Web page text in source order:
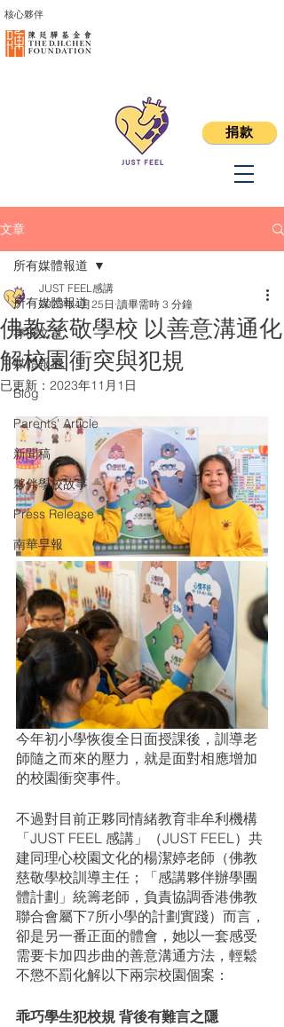
捐款
核心夥伴
文章
所有媒體報道
專欄文章
媒體報道
Blog
Parents' Article
新聞稿
夥伴學校故事
Press Release
南華早報
所有媒體報道
佛教慈敬學校 以善意溝通化
解校園衝突與犯規
JUST FEEL感講
2023年4月25日 讀畢需時 3 分鐘
已更新： 2023年11月1日
今年初小學恢復全日面授課後，訓導老
師隨之而來的壓力，就是面對相應增加
的校園衝突事件。
不過對目前正夥同情緒教育非牟利機構
「JUST FEEL 感講」（JUST FEEL）共
建同理心校園文化的楊潔婷老師（佛教
慈敬學校訓導主任；「感講夥伴辦學團
體計劃」統籌老師，負責協調香港佛教
聯合會屬下7所小學的計劃實踐）而言，
卻是另一番正面的體會，她以一套感受
需要卡加四步曲的善意溝通方法，輕鬆
不懲不罰化解以下兩宗校園個案：
乖巧學生犯校規 背後有難言之隱